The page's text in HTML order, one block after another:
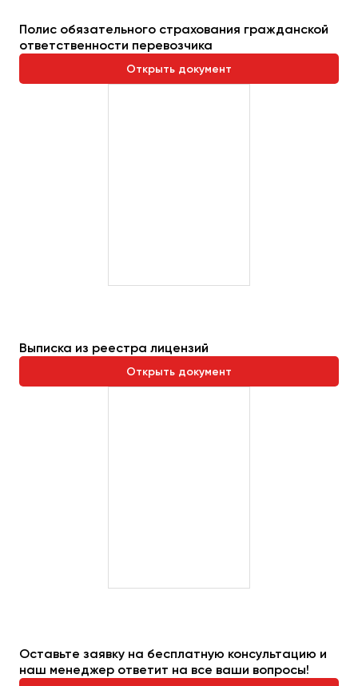
Полис обязательного страхования гражданской
ответственности перевозчика
Открыть документ
Выписка из реестра лицензий
Открыть документ
Оставьте заявку на бесплатную консультацию и
наш менеджер ответит на все ваши вопросы!